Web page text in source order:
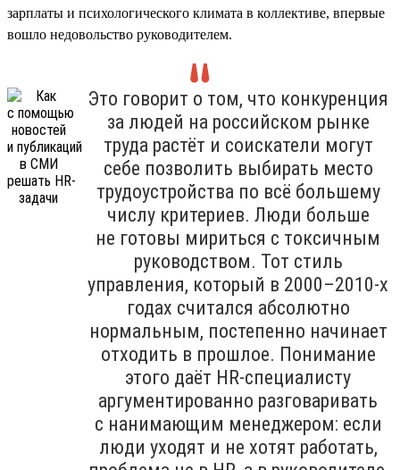
зарплаты и психологического климата в коллективе, впервые
вошло недовольство руководителем.
Это говорит о том, что конкуренция
за людей на российском рынке
труда растёт и соискатели могут
себе позволить выбирать место
трудоустройства по всё большему
числу критериев. Люди больше
не готовы мириться с токсичным
руководством. Тот стиль
управления, который в 2000–2010-х
годах считался абсолютно
нормальным, постепенно начинает
отходить в прошлое. Понимание
этого даёт HR-специалисту
аргументированно разговаривать
с нанимающим менеджером: если
люди уходят и не хотят работать,